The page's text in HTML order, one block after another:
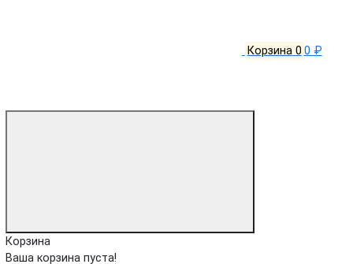
Корзина 0 0 ₽
Корзина
Ваша корзина пуста!